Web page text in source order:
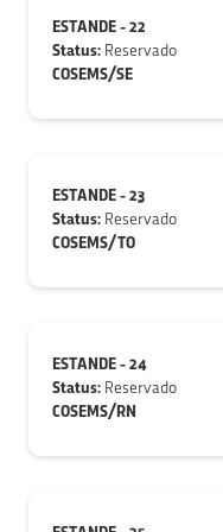
ESTANDE - 22
Status: Reservado
COSEMS/SE
ESTANDE - 23
Status: Reservado
COSEMS/TO
ESTANDE - 24
Status: Reservado
COSEMS/RN